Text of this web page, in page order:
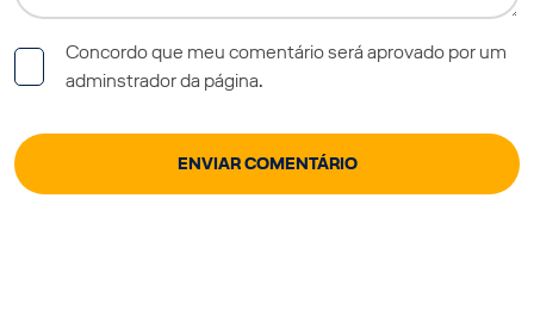
Concordo que meu comentário será aprovado por um
adminstrador da página.